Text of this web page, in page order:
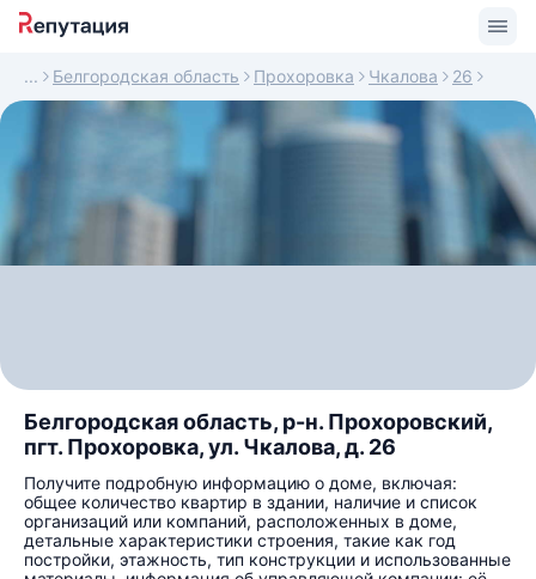
Белгородская область Прохоровка Чкалова 26
Белгородская область, р-н. Прохоровский,
пгт. Прохоровка, ул. Чкалова, д. 26
Получите подробную информацию о доме, включая:
общее количество квартир в здании, наличие и список
организаций или компаний, расположенных в доме,
детальные характеристики строения, такие как год
постройки, этажность, тип конструкции и использованные